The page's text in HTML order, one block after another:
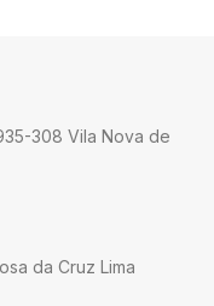
308 Vila Nova de
da Cruz Lima